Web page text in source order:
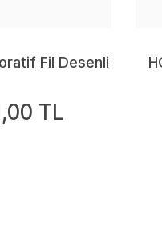
Fil Desenli
TL